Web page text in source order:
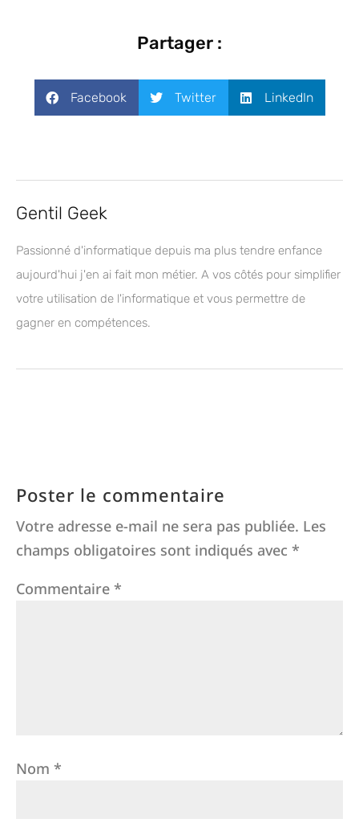
Partager :
Facebook Twitter LinkedIn
Gentil Geek
Passionné d'informatique depuis ma plus tendre enfance
aujourd'hui j'en ai fait mon métier. A vos côtés pour simplifier
votre utilisation de l'informatique et vous permettre de
gagner en compétences.
Poster le commentaire
Votre adresse e-mail ne sera pas publiée. Les
champs obligatoires sont indiqués avec *
Commentaire *
Nom *